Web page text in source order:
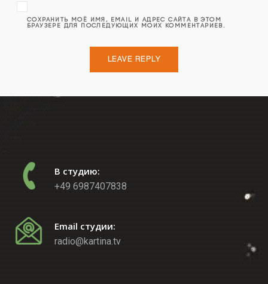
СОХРАНИТЬ МОЁ ИМЯ, EMAIL И АДРЕС САЙТА В ЭТОМ
БРАУЗЕРЕ ДЛЯ ПОСЛЕДУЮЩИХ МОИХ КОММЕНТАРИЕВ.
В студию:
+49 6987407838
Email студии:
radio@kartina.tv